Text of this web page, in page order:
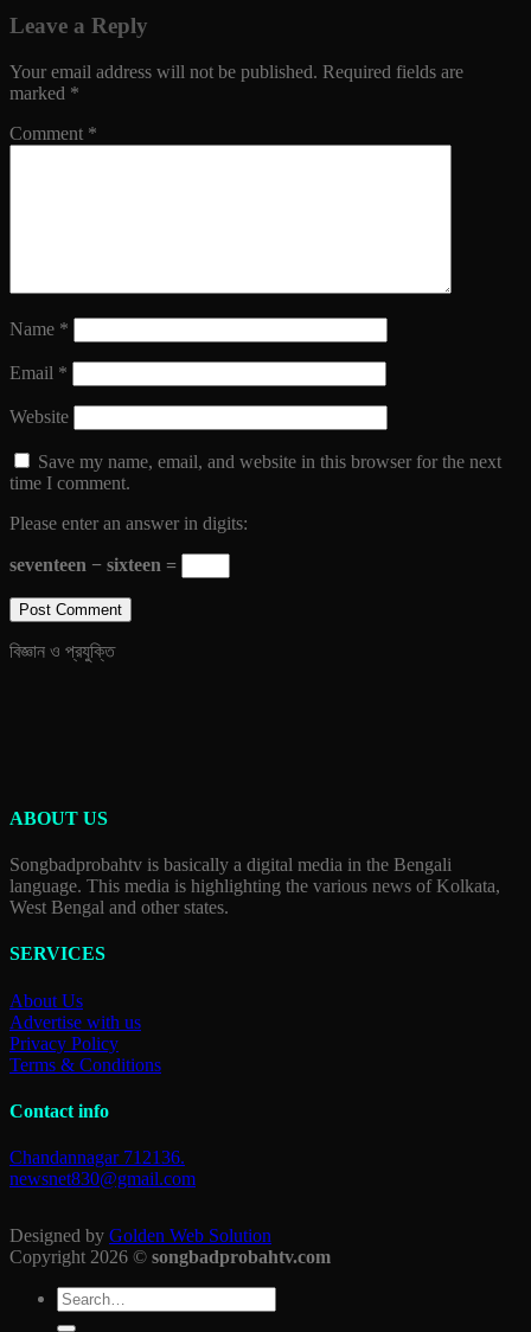
Leave a Reply
Your email address will not be published. Required fields are
marked *
Comment *
Name *
Email *
Website
Save my name, email, and website in this browser for the next
time I comment.
Please enter an answer in digits:
seventeen − sixteen =
বিজ্ঞান ও প্রযুক্তি
ABOUT US
Songbadprobahtv is basically a digital media in the Bengali
language. This media is highlighting the various news of Kolkata,
West Bengal and other states.
SERVICES
About Us
Advertise with us
Privacy Policy
Terms & Conditions
Contact info
Chandannagar 712136.
newsnet830@gmail.com
Designed by Golden Web Solution
Copyright 2026 © songbadprobahtv.com